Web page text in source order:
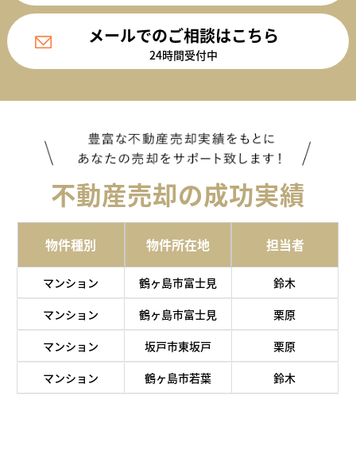
メールでのご相談はこちら
24時間受付中
不動産売却の成功実績
物件種別 物件所在地 担当者